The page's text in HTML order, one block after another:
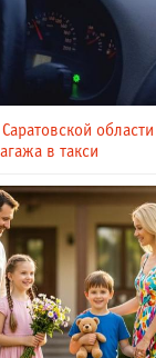
в такси